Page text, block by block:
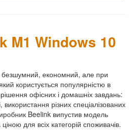
M1 Windows 10
економний, але при
користується популярністю в
офісних і домашніх завдань:
різних спеціалізованих
Beelink випустив модель
для всіх категорій споживачів.